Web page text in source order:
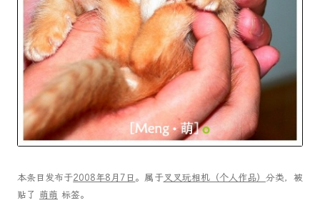
本条目发布于2008年8月7日 。属于叉叉玩相机（个人作品） 分类，被
贴了 萌萌 标签。